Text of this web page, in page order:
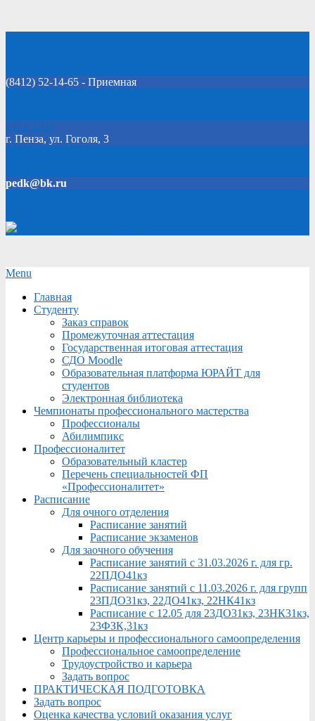
(8412) 52-14-65 - Приемная
Click Here
г. Пенза, ул. Гоголя, 3
pedk@bk.ru
Secondary
Menu
Menu
Главная
Студенту
Заказ справок
Промежуточная аттестация
Государственная итоговая аттестация
СДО Moodle
Образовательная платформа ЮРАЙТ для
студентов
Электронная библиотека
Чемпионаты профессионального мастерства
Профессионалы
Абилимпикс
Профессионалитет
Образовательный кластер
Перечень специальностей ФП
«Профессионалитет»
Расписание
Для очного отделения
Расписание занятий
Расписание экзаменов
Для заочного обучения
Расписание занятий с 31.03.2026 г. для гр.
22ПДО41кз
Расписание занятий с 11.03.2026 г. для групп
23ПДО31кз, 22ДО41кз, 22НК41кз
Расписание с 12.05 для 23ДО31кз, 23НК31кз,
23ФЗК,31кз
Центр карьеры и профессионального самоопределения
Профессиональное самоопределение
Трудоустройство и карьера
Задать вопрос
ПРАКТИЧЕСКАЯ ПОДГОТОВКА
Задать вопрос
Оценка качества условий оказания услуг